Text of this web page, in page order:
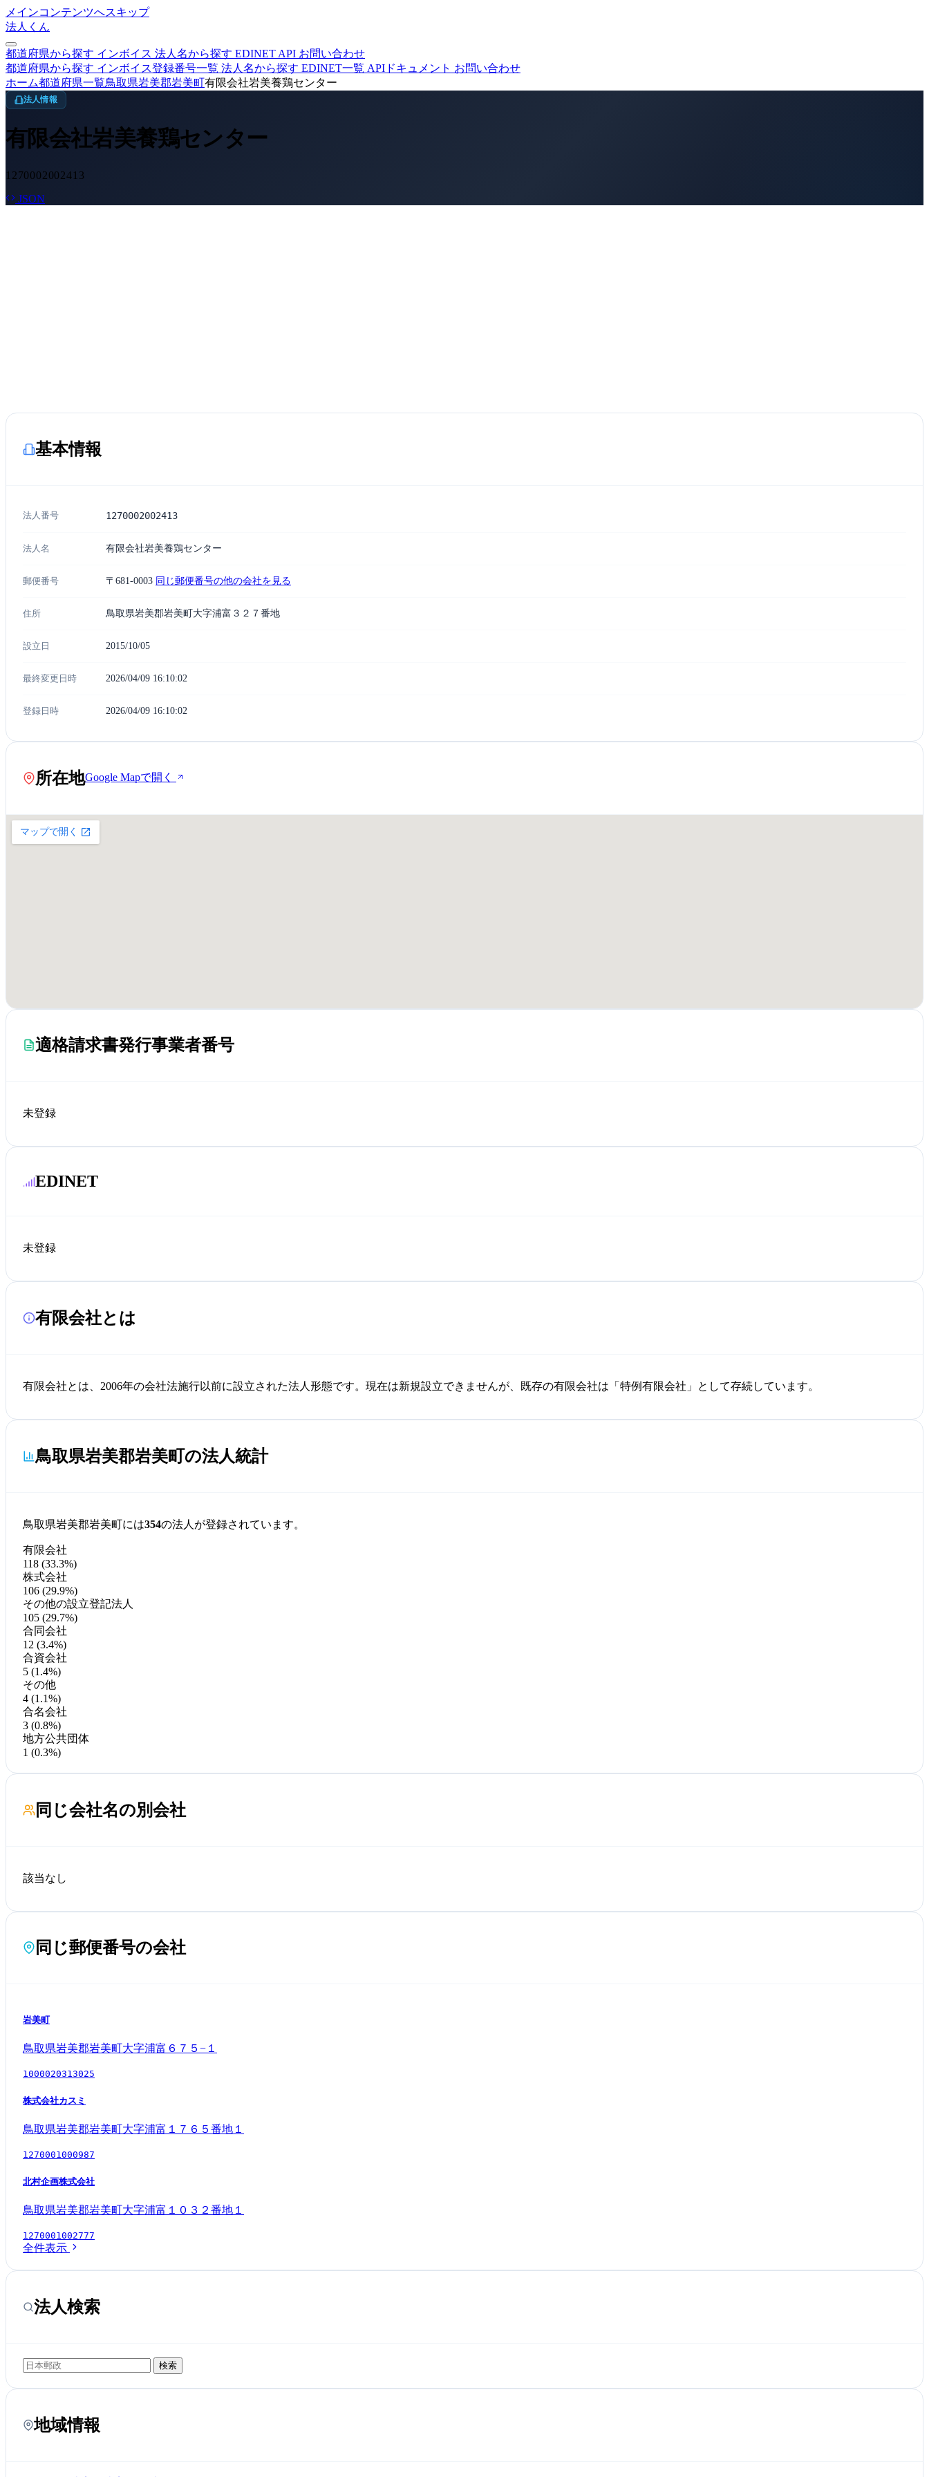
メインコンテンツへスキップ
法人くん
都道府県から探す インボイス 法人名から探す EDINET API お問い合わせ
都道府県から探す インボイス登録番号一覧 法人名から探す EDINET一覧 APIドキュメント お問い合わせ
ホーム都道府県一覧鳥取県岩美郡岩美町有限会社岩美養鶏センター
法人情報
有限会社岩美養鶏センター
1270002002413
JSON
基本情報
法人番号 1270002002413
法人名 有限会社岩美養鶏センター
郵便番号 〒681-0003 同じ郵便番号の他の会社を見る
住所 鳥取県岩美郡岩美町大字浦富３２７番地
設立日 2015/10/05
最終変更日時 2026/04/09 16:10:02
登録日時 2026/04/09 16:10:02
所在地Google Mapで開く
適格請求書発行事業者番号
未登録
EDINET
未登録
有限会社とは
有限会社とは、2006年の会社法施行以前に設立された法人形態です。現在は新規設立できませんが、既存の有限会社は「特例有限会社」として存続しています。
鳥取県岩美郡岩美町の法人統計
鳥取県岩美郡岩美町には354の法人が登録されています。
有限会社
118 (33.3%)
株式会社
106 (29.9%)
その他の設立登記法人
105 (29.7%)
合同会社
12 (3.4%)
合資会社
5 (1.4%)
その他
4 (1.1%)
合名会社
3 (0.8%)
地方公共団体
1 (0.3%)
同じ会社名の別会社
該当なし
同じ郵便番号の会社
岩美町
鳥取県岩美郡岩美町大字浦富６７５−１
1000020313025
株式会社カスミ
鳥取県岩美郡岩美町大字浦富１７６５番地１
1270001000987
北村企画株式会社
鳥取県岩美郡岩美町大字浦富１０３２番地１
1270001002777
全件表示
法人検索
検索
地域情報